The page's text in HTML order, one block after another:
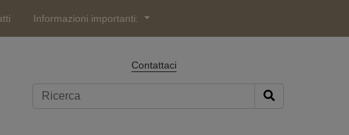
Informazioni importanti:
Contattaci